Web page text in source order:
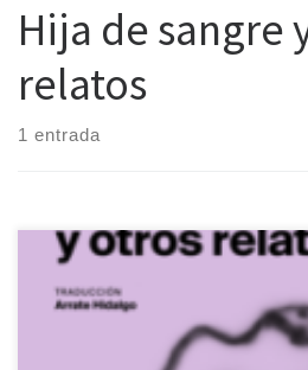
Hija de sangre
relatos
1 entrada
La editorial Consonni publica una
E. Butler reunidos bajo el título Hija de